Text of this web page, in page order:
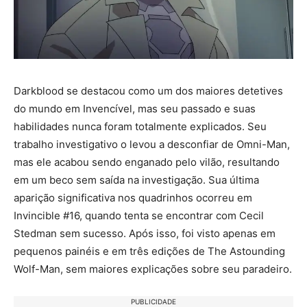
Darkblood se destacou como um dos maiores detetives
do mundo em Invencível, mas seu passado e suas
habilidades nunca foram totalmente explicados. Seu
trabalho investigativo o levou a desconfiar de Omni-Man,
mas ele acabou sendo enganado pelo vilão, resultando
em um beco sem saída na investigação. Sua última
aparição significativa nos quadrinhos ocorreu em
Invincible #16, quando tenta se encontrar com Cecil
Stedman sem sucesso. Após isso, foi visto apenas em
pequenos painéis e em três edições de The Astounding
Wolf-Man, sem maiores explicações sobre seu paradeiro.
PUBLICIDADE